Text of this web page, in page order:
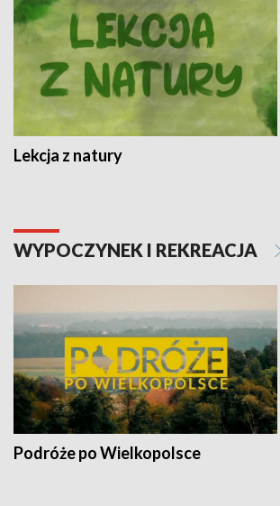
Lekcja z natury
WYPOCZYNEK I REKREACJA
Podróże po Wielkopolsce